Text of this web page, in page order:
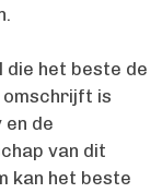
die het beste de
omschrijft is
de
van dit
kan het beste